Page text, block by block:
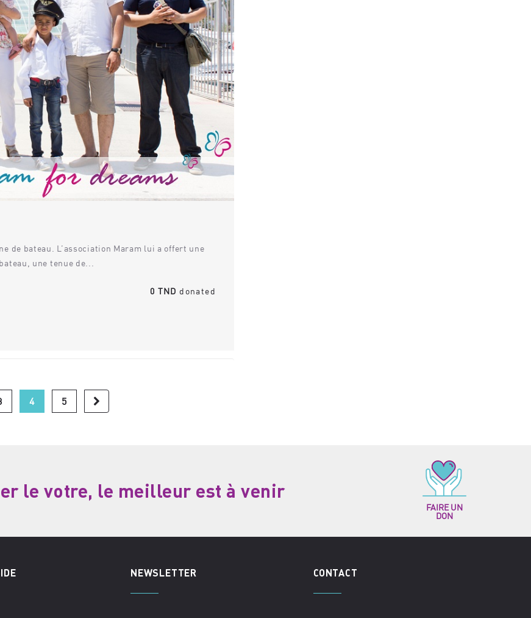
de bateau. L’association Maram lui a offert une
une tenue de...
0 TND donated
4 5
le votre, le meilleur est à venir
FAIRE UN
DON
NEWSLETTER CONTACT